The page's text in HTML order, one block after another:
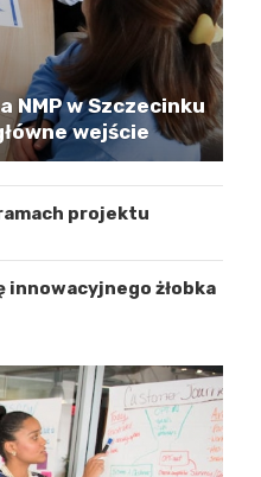
NMP w Szczecinku
wejście
projektu
innowacyjnego żłobka